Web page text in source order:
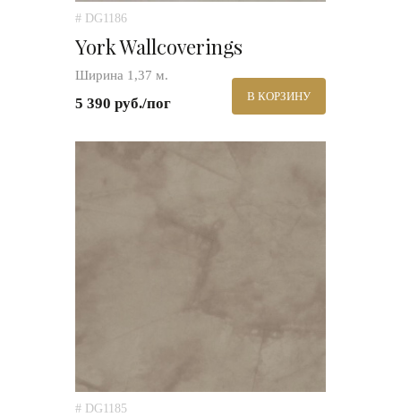
# DG1186
York Wallcoverings
Ширина 1,37 м.
5 390 руб./пог В КОРЗИНУ
# DG1185